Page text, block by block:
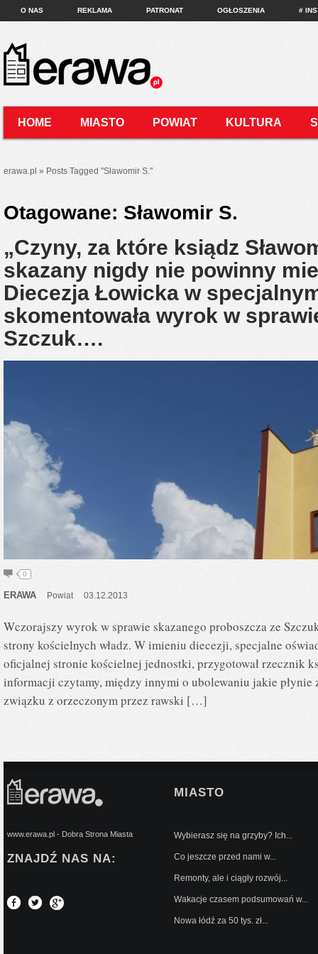
O NAS REKLAMA PATRONAT OGŁOSZENIA #
HOME MIASTO POWIAT KULTURA
erawa.pl » Posts Tagged "Sławomir S."
Otagowane: Sławomir S.
„Czyny, za które ksiądz
skazany nigdy nie powinny
Diecezja Łowicka w
skomentowała wyrok w
Szczuk….
0
ERAWA Powiat 03.12.2013
Wczorajszy wyrok w sprawie skazanego proboszcza ze
strony kościelnych władz. W imieniu diecezji, specjalne
oficjalnej stronie kościelnej jednostki, przygotował rzecznik
informacji czytamy, między innymi o ubolewaniu jakie płynie
związku z orzeczonym przez rawski […]
www.erawa.pl - Dobra Strona Miasta
ZNAJDŹ NAS NA:
MIASTO
Wybierasz się na grzyby? Ich...
Co jeszcze przed nami w...
Remonty, ale i ciągły rozwój...
Wakacje czasem podsumowań w...
Nowa łódź za 50 tys. zł...